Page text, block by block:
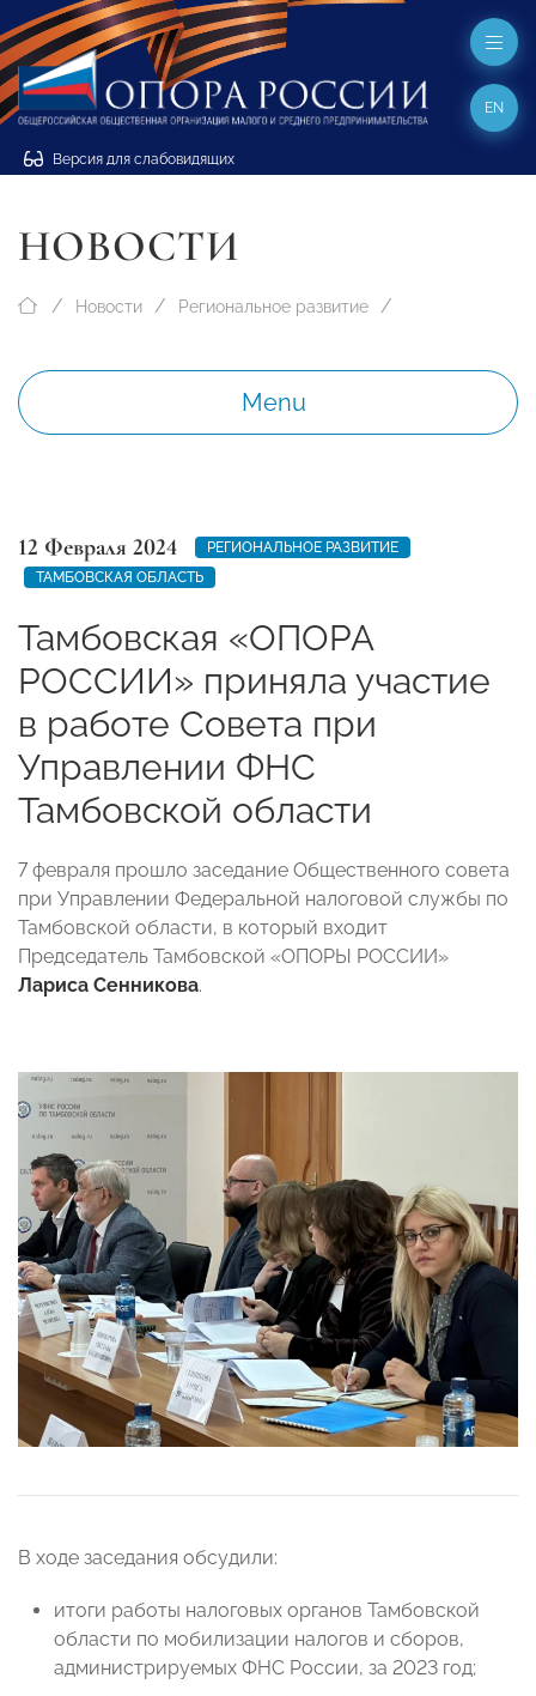
Версия для слабовидящих
EN
НОВОСТИ
Новости Региональное развитие
Menu
12 Февраля 2024
РЕГИОНАЛЬНОЕ РАЗВИТИЕ
ТАМБОВСКАЯ ОБЛАСТЬ
Тамбовская «ОПОРА
РОССИИ» приняла участие
в работе Совета при
Управлении ФНС
Тамбовской области
7 февраля прошло заседание Общественного совета
при Управлении Федеральной налоговой службы по
Тамбовской области, в который входит
Председатель Тамбовской «ОПОРЫ РОССИИ»
Лариса Сенникова.
В ходе заседания обсудили:
итоги работы налоговых органов Тамбовской
области по мобилизации налогов и сборов,
администрируемых ФНС России, за 2023 год;